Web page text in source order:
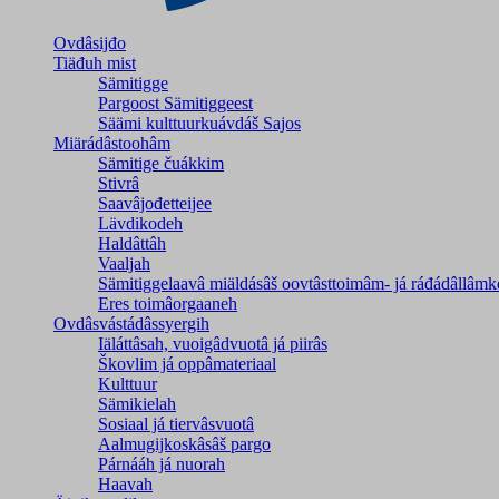
Ovdâsijđo
Tiäđuh mist
Sämitigge
Pargoost Sämitiggeest
Säämi kulttuurkuávdáš Sajos
Miärádâstoohâm
Sämitige čuákkim
Stivrâ
Saavâjođetteijee
Lävdikodeh
Haldâttâh
Vaaljah
Sämitiggelaavâ miäldásâš oovtâsttoimâm- já
Eres toimâorgaaneh
Ovdâsvástádâssyergih
Iäláttâsah, vuoigâdvuotâ já piirâs
Škovlim já oppâmateriaal
Kulttuur
Sämikielah
Sosiaal já tiervâsvuotâ
Aalmugijkoskâsâš pargo
Párnááh já nuorah
Haavah